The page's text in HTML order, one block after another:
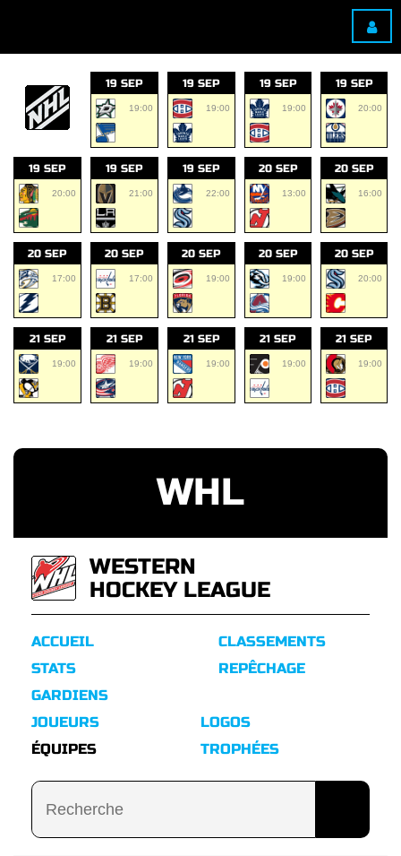
19 SEP
19:00
19 SEP
19:00
19 SEP
19:00
19 SEP
20:00
19 SEP
20:00
19 SEP
21:00
19 SEP
22:00
20 SEP
13:00
20 SEP
16:00
20 SEP
17:00
20 SEP
17:00
20 SEP
19:00
20 SEP
19:00
20 SEP
20:00
21 SEP
19:00
21 SEP
19:00
21 SEP
19:00
21 SEP
19:00
21 SEP
19:00
WHL
WESTERN
HOCKEY LEAGUE
ACCUEIL
STATS
GARDIENS
CLASSEMENTS
REPÊCHAGE
JOUEURS
ÉQUIPES
LOGOS
TROPHÉES